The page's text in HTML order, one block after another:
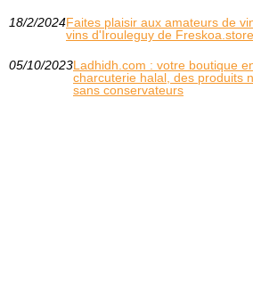
18/2/2024Faites plaisir aux amateurs de
vins d'Irouleguy de Freskoa.store
05/10/2023Ladhidh.com : votre boutique
charcuterie halal, des produits
sans conservateurs